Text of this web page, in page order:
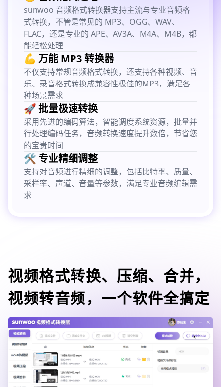
sunwoo 音频格式转换器支持主流与专业音频格
式转换，不管是常见的 MP3、OGG、WAV、
FLAC，还是专业的 APE、AV3A、M4A、M4B，都
能轻松处理
💪 万能 MP3 转换器
不仅支持常规音频格式转换，还支持各种视频、音
乐、录音格式转换成兼容性极佳的MP3，满足各
种场景需求
🚀 批量极速转换
采用先进的编码算法，智能调度系统资源，批量并
行处理编码任务，音频转换速度提升数倍，节省您
的宝贵时间
🛠️ 专业精细调整
支持对音频进行精细的调整，包括比特率、质量、
采样率、声道、音量等参数，满足专业音频编辑需
求
视频格式转换、压缩、合并，
视频转音频，一个软件全搞定